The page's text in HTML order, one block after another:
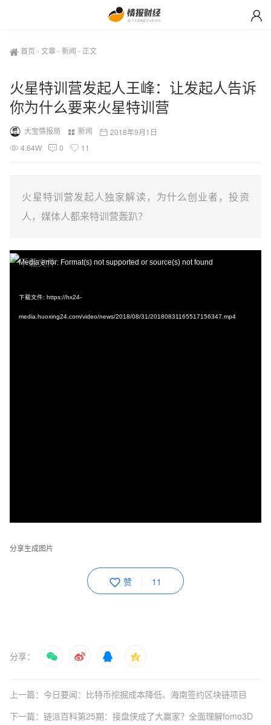
首页 -文章-新闻 - 正文
火星特训营发起人王峰：让发起人告诉
你为什么要来火星特训营
大宝情报局 新闻
2018年9月1日
4.64W
0 11
火星特训营发起人独家解读，为什么创业者，投资
人，媒体人都来特训营轰趴？
视Media error: Format(s) not supported or source(s) not found
下载文件: https://hx24-
media.huoxing24.com/video/news/2018/08/31/20180831165517156347.mp4
分享生成图片
赞 11
分享：
上一篇：今日要闻：比特币挖掘成本降低、海南签约区块链项目
下一篇：链派百科第25期：接盘侠成了大赢家？全面理解fomo3D